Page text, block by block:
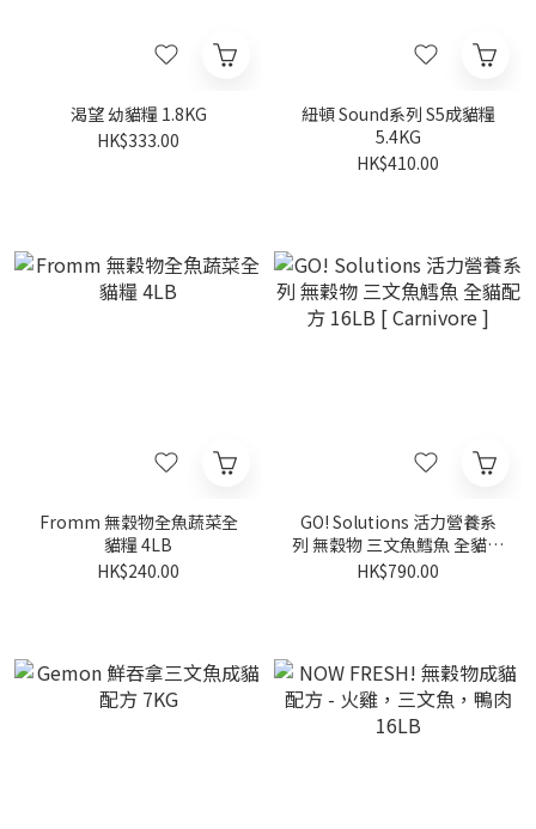
渴望 幼貓糧 1.8KG
HK$333.00
紐頓 Sound系列 S5成貓糧
5.4KG
HK$410.00
Fromm 無穀物全魚蔬菜全
貓糧 4LB
HK$240.00
GO! Solutions 活力營養系
列 無穀物 三文魚鱈魚 全貓配
方 16LB [ Carnivore ]
HK$790.00